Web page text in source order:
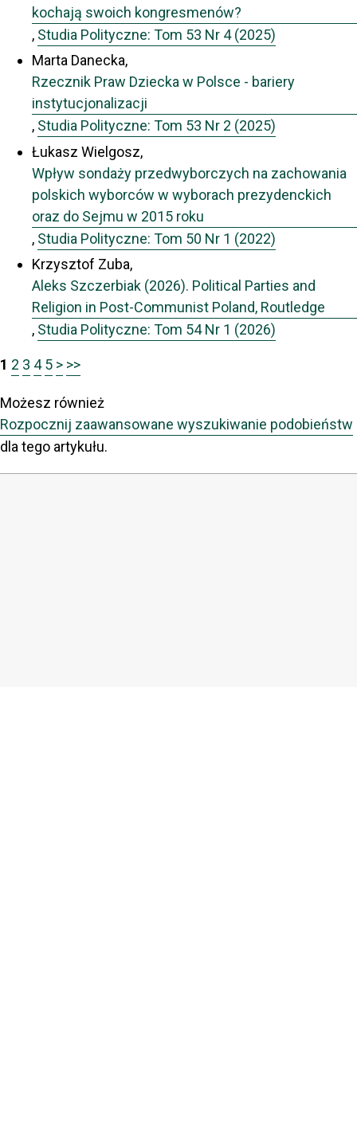
kochają swoich kongresmenów?
, Studia Polityczne: Tom 53 Nr 4 (2025)
Marta Danecka,
Rzecznik Praw Dziecka w Polsce - bariery
instytucjonalizacji
, Studia Polityczne: Tom 53 Nr 2 (2025)
Łukasz Wielgosz,
Wpływ sondaży przedwyborczych na zachowania
polskich wyborców w wyborach prezydenckich
oraz do Sejmu w 2015 roku
, Studia Polityczne: Tom 50 Nr 1 (2022)
Krzysztof Zuba,
Aleks Szczerbiak (2026). Political Parties and
Religion in Post-Communist Poland, Routledge
, Studia Polityczne: Tom 54 Nr 1 (2026)
1 2 3 4 5 > >>
Możesz również
Rozpocznij zaawansowane wyszukiwanie podobieństw
dla tego artykułu.